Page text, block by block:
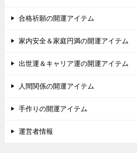
合格祈願の開運アイテム
家内安全＆家庭円満の開運アイテム
出世運＆キャリア運の開運アイテム
人間関係の開運アイテム
手作りの開運アイテム
運営者情報